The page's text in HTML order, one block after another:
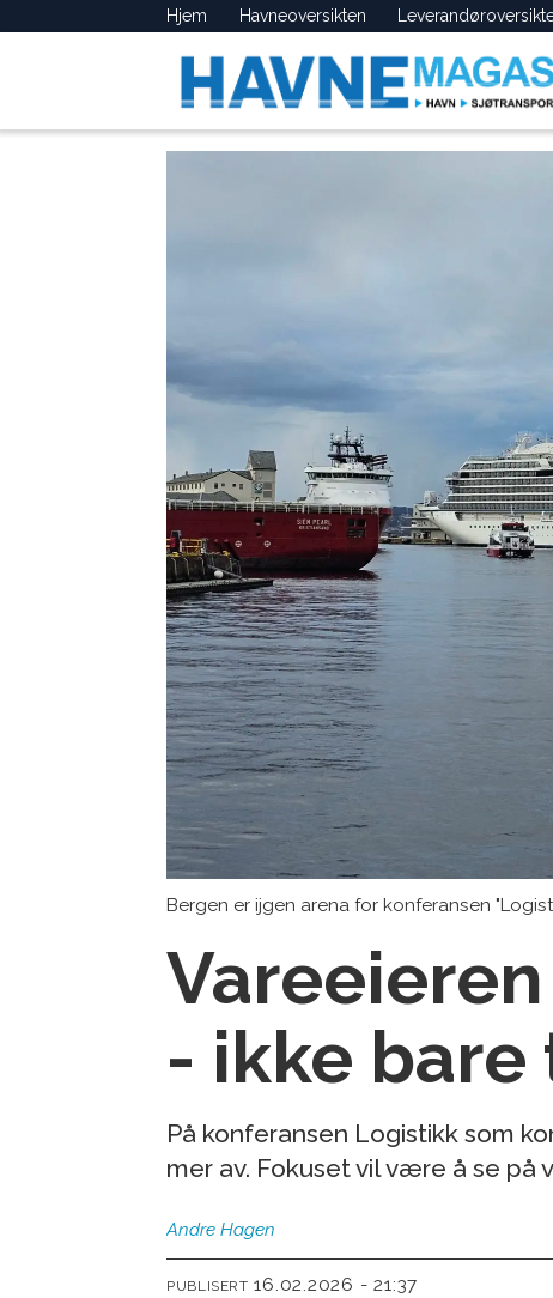
Hjem Havneoversikten
Bergen er ijgen arena for konferansen
- ikke
På konferansen Logistikk som
mer av. Fokuset vil være å se på
Andre Hagen
PUBLISERT 16.02.2026 - 21:37